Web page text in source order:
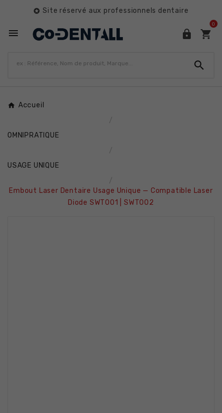
 Site réservé aux professionnels dentaire
  
0

Accueil
OMNIPRATIQUE
USAGE UNIQUE
Embout Laser Dentaire Usage Unique — Compatible Laser
Diode SWT001 | SWT002